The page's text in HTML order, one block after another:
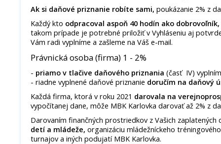
Ak si daňové priznanie robíte sami, poukázanie 2% z
Každý kto odpracoval aspoň 40 hodín ako dobrovoľník,
takom prípade je potrebné priložiť v Vyhláseniu aj
Vám radi vyplníme a zašleme na Váš e-mail.
Právnická osoba (firma) 1 - 2%
- priamo v tlačive daňového priznania (časť IV)
- riadne vyplnené daňové priznanie doručím na daňový
Každá firma, ktorá v roku 2021 darovala na
vypočítanej dane, môže MBK Karlovka darovať až 2% z
Darovaním finančných prostriedkov z Vašich zaplatených
detí a mládeže, organizáciu mládežníckeho
turnajov a iných podujatí MBK Karlovka.